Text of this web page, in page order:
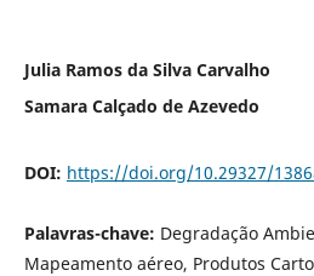
Julia Ramos da Silva Carvalho
Samara Calçado de Azevedo
DOI: https://doi.org/10.29327/
Palavras-chave: Degradação
Mapeamento aéreo, Produtos